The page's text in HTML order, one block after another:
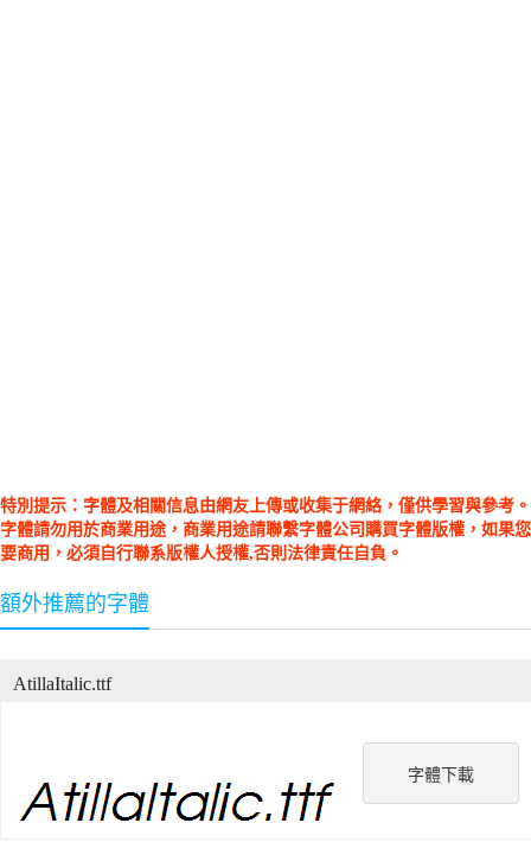
特別提示：字體及相關信息由網友上傳或收集于網絡，僅供學習與參考。
字體請勿用於商業用途，商業用途請聯繫字體公司購買字體版權，如果您
要商用，必須自行聯系版權人授權,否則法律責任自負。
額外推薦的字體
字體下載
AtillaItalic.ttf